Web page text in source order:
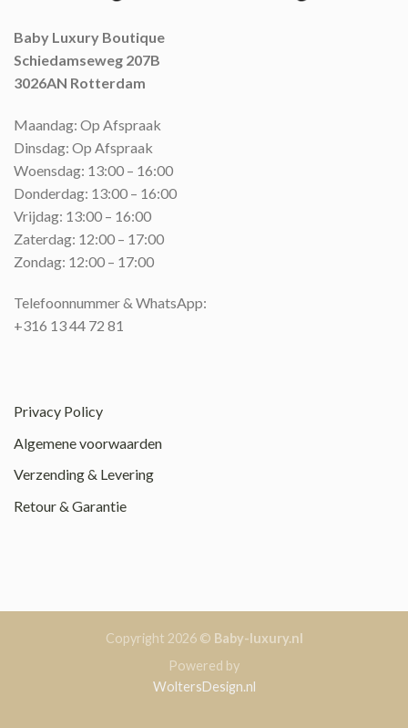
Baby Luxury Boutique
Schiedamseweg 207B
3026AN Rotterdam
Maandag: Op Afspraak
Dinsdag: Op Afspraak
Woensdag: 13:00 – 16:00
Donderdag: 13:00 – 16:00
Vrijdag: 13:00 – 16:00
Zaterdag: 12:00 – 17:00
Zondag: 12:00 – 17:00
Telefoonnummer & WhatsApp:
+316 13 44 72 81
Privacy Policy
Algemene voorwaarden
Verzending & Levering
Retour & Garantie
Copyright 2026 © Baby-luxury.nl
Powered by
WoltersDesign.nl